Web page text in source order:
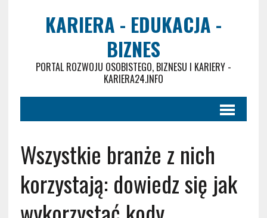
KARIERA - EDUKACJA -
BIZNES
PORTAL ROZWOJU OSOBISTEGO, BIZNESU I KARIERY -
KARIERA24.INFO
Wszystkie branże z nich
korzystają: dowiedz się jak